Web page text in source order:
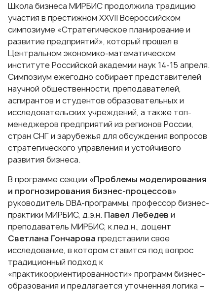
Школа бизнеса МИРБИС продолжила традицию
участия в престижном XXVII Всероссийском
симпозиуме «Стратегическое планирование и
развитие предприятий», который прошел в
Центральном экономико-математическом
институте Российской академии наук 14-15 апреля.
Симпозиум ежегодно собирает представителей
научной общественности, преподавателей,
аспирантов и студентов образовательных и
исследовательских учреждений, а также топ-
менеджеров предприятий из регионов России,
стран СНГ и зарубежья для обсуждения вопросов
стратегического управления и устойчивого
развития бизнеса.
В программе секции «Проблемы моделирования
и прогнозирования бизнес-процессов»
руководитель DBA-программы, профессор бизнес-
практики МИРБИС, д.э.н. Павел Лебедев и
преподаватель МИРБИС, к.пед.н., доцент
Светлана Гончарова представили свое
исследование, в котором ставится под вопрос
традиционный подход к
«практикоориентированности» программ бизнес-
образования и предлагается уточненная логика –